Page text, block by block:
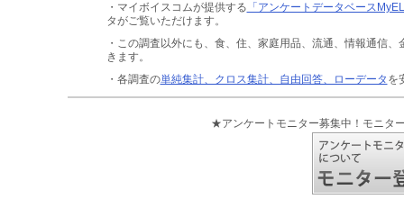
・マイボイスコムが提供する 「アンケートデータベース
タがご覧いただけます。
・この調査以外にも、食、住、家庭用品、流通、情報通信、
きます。
・各調査の単純集計、クロス集計、自由回答、ローデータ を
★アンケートモニター募集中！モニタ